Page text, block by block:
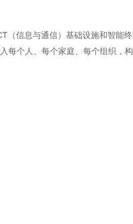
（信息与通信）基础设施和智能终
每个人、每个家庭、每个组织，构